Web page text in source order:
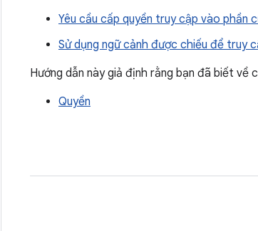
Yêu cầu cấp quyền truy cập vào phần
Sử dụng ngữ cảnh được chiếu để truy
Hướng dẫn này giả định rằng bạn đã biết về
Quyền